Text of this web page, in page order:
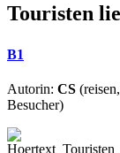
Touristen
B1
Autorin: CS
Besucher)